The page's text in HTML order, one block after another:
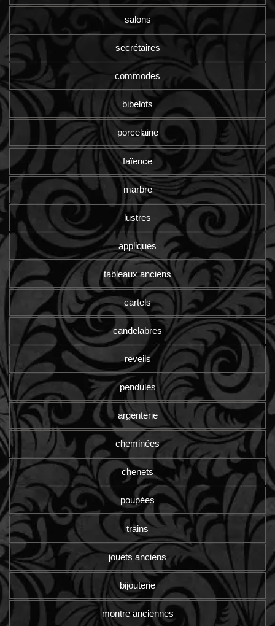
salons
secrétaires
commodes
bibelots
porcelaine
faïence
marbre
lustres
appliques
tableaux anciens
cartels
candelabres
reveils
pendules
argenterie
cheminées
chenets
poupées
trains
jouets anciens
bijouterie
montre anciennes